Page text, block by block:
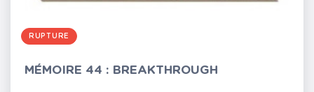
RUPTURE
MÉMOIRE 44 : BREAKTHROUGH